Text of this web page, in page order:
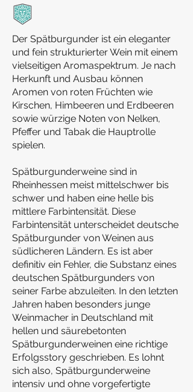
Der Spätburgunder ist ein eleganter
und fein strukturierter Wein mit einem
vielseitigen Aromaspektrum. Je nach
Herkunft und Ausbau können
Aromen von roten Früchten wie
Kirschen, Himbeeren und Erdbeeren
sowie würzige Noten von Nelken,
Pfeffer und Tabak die Hauptrolle
spielen.
Spätburgunderweine sind in
Rheinhessen meist mittelschwer bis
schwer und haben eine helle bis
mittlere Farbintensität. Diese
Farbintensität unterscheidet deutsche
Spätburgunder von Weinen aus
südlicheren Ländern. Es ist aber
definitiv ein Fehler, die Substanz eines
deutschen Spätburgunders von
seiner Farbe abzuleiten. In den letzten
Jahren haben besonders junge
Weinmacher in Deutschland mit
hellen und säurebetonten
Spätburgunderweinen eine richtige
Erfolgsstory geschrieben. Es lohnt
sich also, Spätburgunderweine
intensiv und ohne vorgefertigte